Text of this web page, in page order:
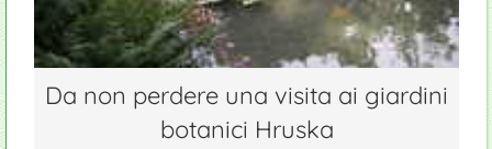
Da non perdere una visita ai giardini
botanici Hruska